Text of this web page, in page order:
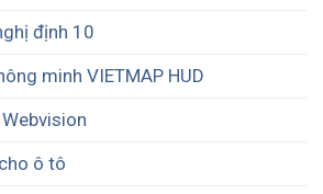
định 10
minh VIETMAP HUD
ô tô